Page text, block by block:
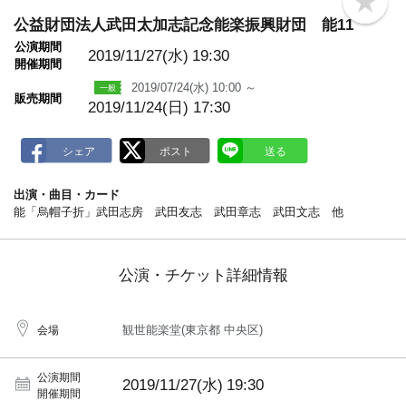
b
o
公益財団法人武田太加志記念能楽振興財団 能11
公演期間
開催期間
2019/11/27(水) 19:30
販売期間
2019/07/24(水) 10:00 ～
2019/11/24(日) 17:30
出演・曲目・カード
能「烏帽子折」武田志房 武田友志 武田章志 武田文志 他
公演・チケット詳細情報
会場 観世能楽堂(東京都 中央区)
公演期間
開催期間
2019/11/27(水) 19:30